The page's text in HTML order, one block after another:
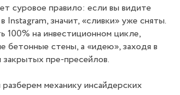
суровое правило: если вы видите
Instagram, значит, «сливки» уже сняты.
100% на инвестиционном цикле,
бетонные стены, а «идею», заходя в
пре-пресейлов.
механику инсайдерских